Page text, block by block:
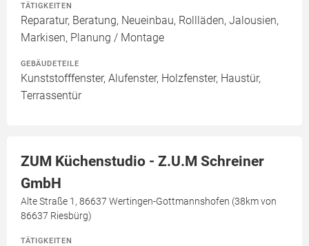
TÄTIGKEITEN
Reparatur, Beratung, Neueinbau, Rollläden, Jalousien,
Markisen, Planung / Montage
GEBÄUDETEILE
Kunststofffenster, Alufenster, Holzfenster, Haustür,
Terrassentür
ZUM Küchenstudio - Z.U.M Schreiner
GmbH
Alte Straße 1, 86637 Wertingen-Gottmannshofen (38km von
86637 Riesbürg)
TÄTIGKEITEN